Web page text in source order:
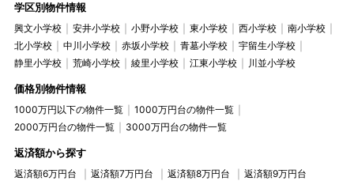
学区別物件情報
興文小学校 安井小学校 小野小学校 東小学校 西小学校
南小学校
北小学校
中川小学校 赤坂小学校 青墓小学校
宇留生小学校
静里小学校
荒崎小学校 綾里小学校 江東小学校 川並小学校
価格別物件情報
1000万円以下の物件一覧
1000万円台の物件一覧
2000万円台の物件一覧
3000万円台の物件一覧
返済額から探す
返済額6万円台 返済額7万円台 返済額8万円台 返済額9万円台